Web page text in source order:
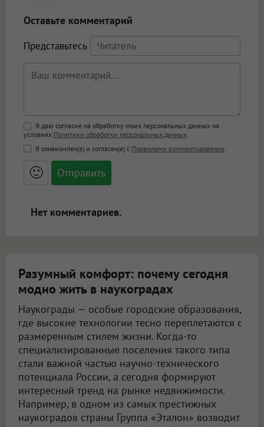
Оставьте комментарий
Представьтесь
Поддержка HTML
<b>, <strong>, <u>, <i>, <em>, <s>, <big>,
<small>, <sup>, <sub>, <pre>, <ul>, <ol>, <li>,
<blockquote>, <code> экранирует HTML,
адреса URL автоматически становятся
ссылками, и [img]адрес[/img] будет
Я даю согласие на обработку моих персональных данных на
условиях Политики обработки персональных данных
Я ознакомлен(а) и согласен(а) с Правилами комментирования
🙂
Нет комментариев.
Разумный комфорт: почему сегодня
модно жить в наукоградах
Наукограды — особые городские образования,
где высокие технологии тесно переплетаются с
размеренным стилем жизни. Когда-то
специализированные поселения такого типа
стали важной частью научно-технического
потенциала России, а сегодня формируют
интересный тренд на рынке недвижимости.
Например, в одном из самых престижных
наукоградов страны Группа «Эталон» возводит